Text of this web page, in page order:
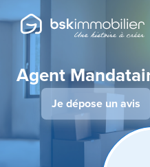
Agent
Je dépose un avis